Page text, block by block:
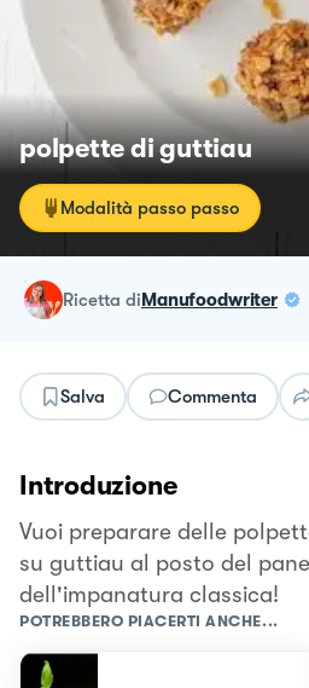
polpette di guttiau
Modalità passo passo
ricetta diManufoodwriter
Salva Commenta
Introduzione
Vuoi preparare delle
su guttiau al posto del
dell'impanatura classica!
POTREBBERO PIACERTI ANCHE...